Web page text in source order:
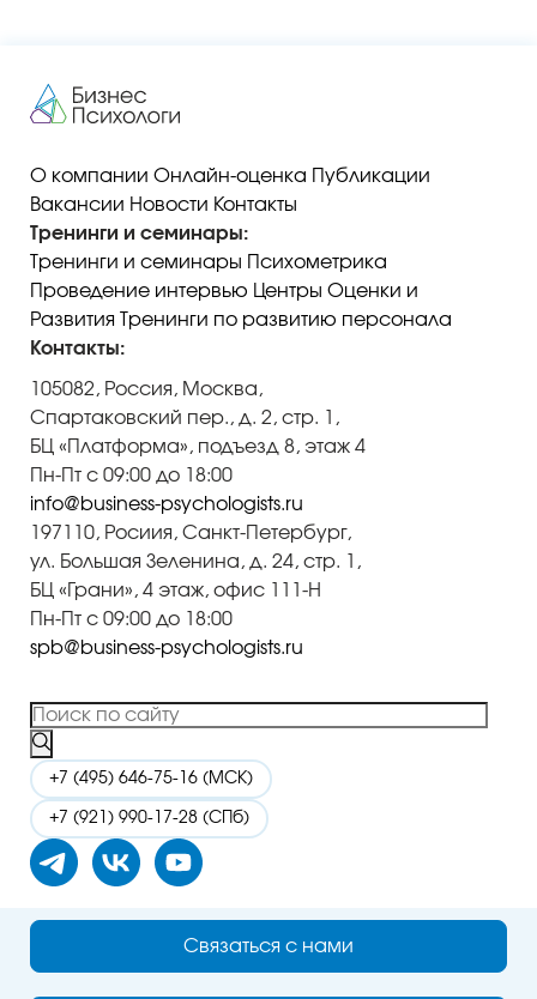
О компании Онлайн-оценка Публикации
Вакансии Новости Контакты
Тренинги и семинары:
Тренинги и семинары Психометрика
Проведение интервью Центры Оценки и
Развития Тренинги по развитию персонала
Контакты:
105082, Россия, Москва,
Спартаковский пер., д. 2, стр. 1,
БЦ «Платформа», подъезд 8, этаж 4
Пн-Пт с 09:00 до 18:00
info@business-psychologists.ru
197110, Росиия, Санкт-Петербург,
ул. Большая Зеленина, д. 24, стр. 1,
БЦ «Грани», 4 этаж, офис 111-Н
Пн-Пт с 09:00 до 18:00
spb@business-psychologists.ru
+7 (495) 646-75-16 (МСК)
+7 (921) 990-17-28 (СПб)
Политика в отношении обработки
Связаться с нами